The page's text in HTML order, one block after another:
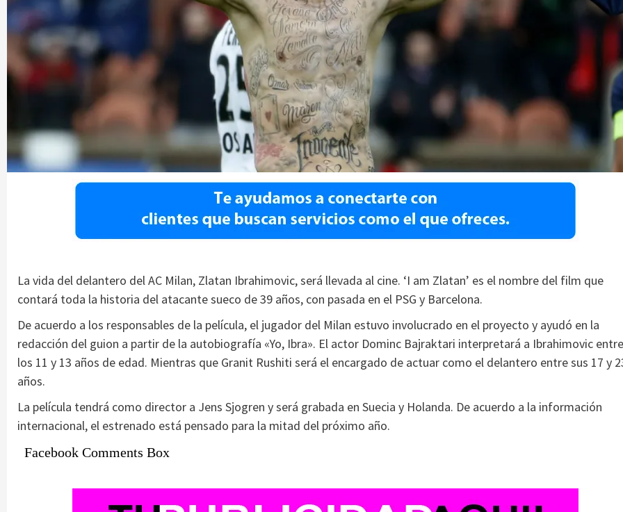
La vida del delantero del AC Milan, Zlatan Ibrahimovic, será llevada al cine. ‘I am Zlatan’ es el nombre del film que
contará toda la historia del atacante sueco de 39 años, con pasada en el PSG y Barcelona.
De acuerdo a los responsables de la película, el jugador del Milan estuvo involucrado en el proyecto y ayudó en la
redacción del guion a partir de la autobiografía «Yo, Ibra». El actor Dominc Bajraktari interpretará a Ibrahimovic entre
los 11 y 13 años de edad. Mientras que Granit Rushiti será el encargado de actuar como el delantero entre sus 17 y
años.
La película tendrá como director a Jens Sjogren y será grabada en Suecia y Holanda. De acuerdo a la información
internacional, el estrenado está pensado para la mitad del próximo año.
Facebook Comments Box